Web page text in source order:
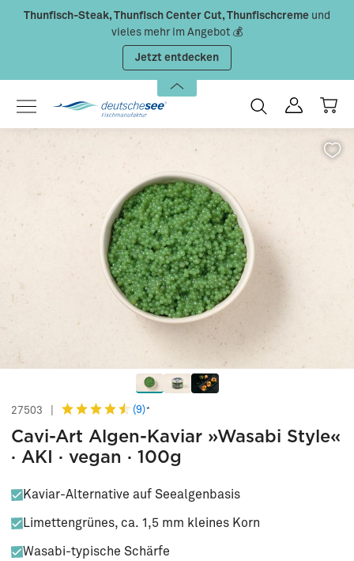
Zum Hauptinhalt springen
Thunfisch-Steak, Thunfisch Center Cut, Thunfischcreme und
vieles mehr im Angebot 💰
Jetzt entdecken
27503 (9)*
Cavi-Art Algen-Kaviar »Wasabi Style«
· AKI · vegan · 100g
Kaviar-Alternative auf Seealgenbasis
Limettengrünes, ca. 1,5 mm kleines Korn
Wasabi-typische Schärfe